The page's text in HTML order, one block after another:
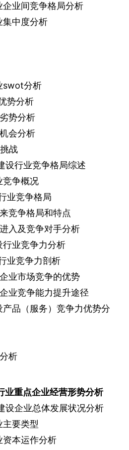
业间竞争格局分析
集中度分析
swot分析
势分析
势分析
会分析
战
设行业竞争格局综述
竞争概况
业竞争格局
竞争格局和特点
入及竞争对手分析
行业竞争力分析
业竞争力剖析
业市场竞争的优势
业竞争能力提升途径
品（服务）竞争力优势分
析
业重点企业经营形势分析
设企业总体发展状况分析
要类型
资本运作分析